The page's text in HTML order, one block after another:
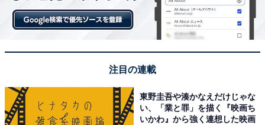
注目の連載
東野圭吾や湊かなえだけじゃな
い、「業と罪」を描く『映画ち
いかわ』から強く連想した映画